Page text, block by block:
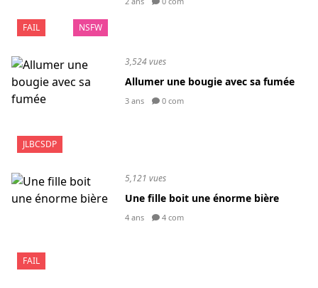
FAIL NSFW
JLBCSDP
3,524 vues
Allumer une bougie avec sa fumée
3 ans 0 com
FAIL
5,121 vues
Une fille boit une énorme bière
4 ans 4 com